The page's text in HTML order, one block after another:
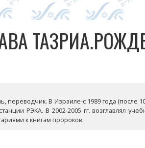
переводчик. В Израиле-с 1989 года (после
РЭКА. В 2002-2005 гг. возглавлял
к книгам пророков.